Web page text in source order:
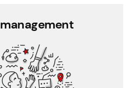
management
Managementul sarcinilor
Managementul proiectelor
Rapoarte și controlling